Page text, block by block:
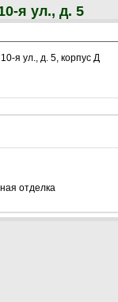
я ул., д. 5
я ул., д. 5, корпус Д
отделка